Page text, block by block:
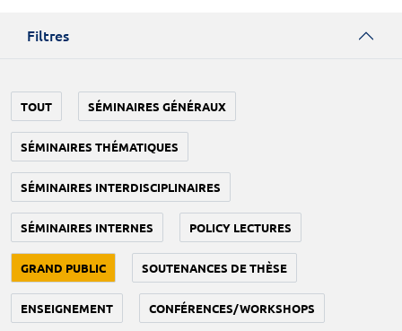
Filtres
TOUT SÉMINAIRES GÉNÉRAUX
SÉMINAIRES THÉMATIQUES
SÉMINAIRES INTERDISCIPLINAIRES
SÉMINAIRES INTERNES POLICY LECTURES
GRAND PUBLIC SOUTENANCES DE THÈSE
ENSEIGNEMENT CONFÉRENCES/WORKSHOPS